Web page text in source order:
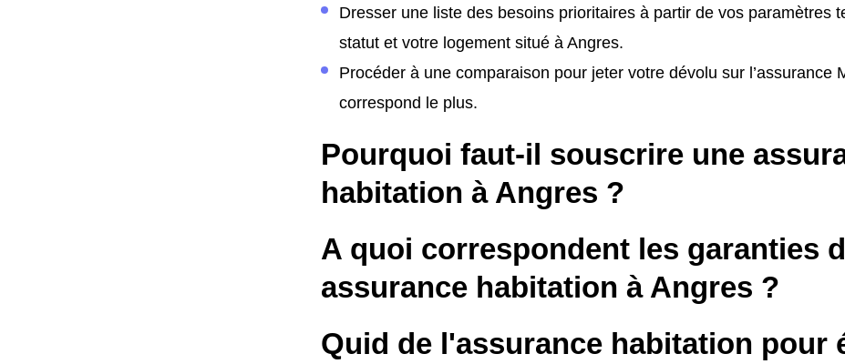
Dresser une liste des besoins prioritaires à partir de vos paramètres
statut et votre logement situé à Angres.
Procéder à une comparaison pour jeter votre dévolu sur l’assurance
correspond le plus.
Pourquoi faut-il souscrire une
habitation à Angres ?
A quoi correspondent les garanties
assurance habitation à Angres ?
Quid de l'assurance habitation pour